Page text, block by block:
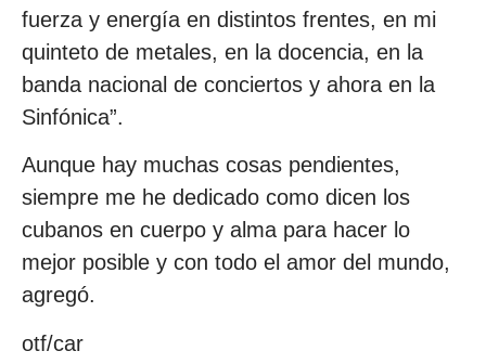
fuerza y energía en distintos frentes, en mi
quinteto de metales, en la docencia, en la
banda nacional de conciertos y ahora en la
Sinfónica”.
Aunque hay muchas cosas pendientes,
siempre me he dedicado como dicen los
cubanos en cuerpo y alma para hacer lo
mejor posible y con todo el amor del mundo,
agregó.
otf/car